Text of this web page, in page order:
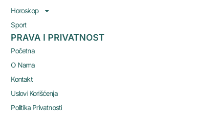
Horoskop
Sport
PRAVA I PRIVATNOST
Početna
O Nama
Kontakt
Uslovi Korišćenja
Politika Privatnosti